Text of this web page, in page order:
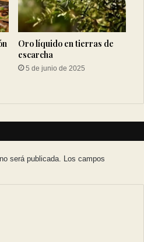
Oro líquido en tierras de
escarcha
5 de junio de 2025
será publicada. Los campos